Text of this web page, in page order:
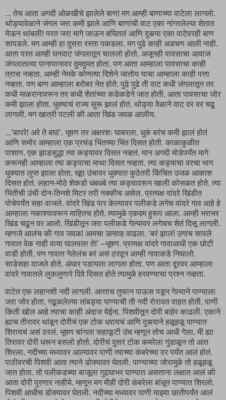
... तेच आता अगदी ओळखीचे झालेले बाण! मग आम्ही बाणाच्या वाटेला लागलो.
थोड्यावेळाने जंगल जरा कमी झाले आणि बाणांची वाट एका नांगरलेल्या शेतात
येऊन थांबली! परत जरा मागे जाऊन बघितलं आणि दुसर्‍या एका वाटेवरही बाण
सापडले. मग आम्ही हा दुसरा रस्ता पकडला. मग पुढे काही अडचण आली नाही.
आता परत आम्ही घनदाट जंगलातून चाललो होतो. अजूनही पावसाचा आवाज
जंगलातल्या पानापानावर दुमदुमत होता. पण आता आम्हाला पावसाचा काही
त्रास नव्हता. आम्ही नेमके कोणत्या दिशेने जातोय याचा आम्हाला काही पत्ता
नव्हता. पण बाण आम्हाला बरोबर नेत होते. पुढे पुढे ती वाट कधी जंगलातून तर
कधी माळरानावरून तर कधी शेतांच्या कडेकडेने जात होती. आता पावसाचा जोर
कमी झाला होता. धुक्याचं राज्य सुरू झालं होतं. थोड्या वेळाने वाट वर वर चढू
लागली. मग खात्री पटली की आता खिंड जवळ आलीय.
...’बापरे! अरे ते बघ!’. भूषण तर अक्षरशः घाबरला. धुकं बरंच कमी झालं होतं
आणि समोर आम्हाला एक प्रचंड भिंतच्या भिंत दिसत होती. काळाकुळीत
पाशाण. एक झाडसुद्धा त्या कड्यावर दिसत नव्हतं. मान अगदी मोडेपर्यंत मागे
करूनही आम्हाला त्या कड्याचा माथा दिसत नव्हता. त्या कड्याचा वरचा भाग
धुक्यात लुप्त झाला होता. खूप उंचावर धुक्यात कुठेतरी किंचित उजळ आकाश
दिसत होतं. लहान-मोठे शेकडो धबधबे त्या कड्यावरून खाली कोसळत होते. त्या
भिंतीची उंची दोन-तिनशे मिटर तरी नक्कीच असेल. प्रत्यक्ष वांदरे खिंडीत
पोचेपर्यंत सहा वाजले. वांदरे खिंड पार केल्यावर पलीकडे लगेच वांदरे गाव आहे हे
आम्हाला नकाश्यावरून माहितच होते. त्यामुळे एकदम हुरूप आला. आम्ही भराभर
खिंड चढून वर आलो. खिंडीतून जरा पलीकडे गेल्यावर लगेचच शेतं दिसू लागली.
म्हणजे आलंच की गाव जवळ! आमचा उत्साह वाढला. ‘बरं झालं! उगाच सावले
गावात वेळ नाही वाया घालवला ते!’ –भूषण. प्रत्यक्ष वांदरे गावाआधी एक छोटी
वाडी होती. पण गावात गेलेलंच बरं असं ठरवून आम्ही गावाकडे निघालो.
साडेसहा वाजले होते. अंधार पडायला लागला होता. पण आता दूरवर आम्हाला
वांदरे गावातले लुकलुणारे दिवे दिसत होते त्यामुळे हरवण्याचा प्रश्न नव्हता.
वाटेत एक लहानशी नदी लागली. आत्ताच तुफान पाऊस पडून गेल्याने पाण्याला
जरा जोर होता. गढूळलेल्या तांबड्या पाण्याची ती नदी रोरावत वाहत होती. पाणी
किती खोल आहे त्याचा काही अंदाज येईना. पिशवीतून दोरी बाहेर काढली. एकाने
ह्याच तीरावर थांबून दोरीचं एक टोक धरायचं आणि दुसर्‍याने हळूहळू पाण्यात
शिरायचं असं ठरलं. भूषण चांगला सहाफूटी उंच म्हणून तोच आधी गेला. मी ह्या
तिरावर दोरी धरून बसलो होतो. दोरीचं दुसरं टोक कमरेला गुंडाळून तो आत
शिरला. नदीच्या मध्यावर आल्यावर पाणी त्याच्या कंबरेच्या वर पर्यंत आलं होतं.
पाठीवरची पिशवी आता त्याने डोक्यावर घेतली. पाण्याच्या जोरामुळे तो हळूहळू
जात होता. तो पलीकडच्या बाजूला गुढघाभर पाण्यात असताना लक्षात आलं की
आता दोरी पुरणार नाहीये. म्हणून मग मीही दोरी कंबरेला बांधून पाण्यात शिरलो.
पिशवी आधीच डोक्यावर घेतली. नदीच्या मध्यावर पाणी माझ्या छातीपर्यंत आलं